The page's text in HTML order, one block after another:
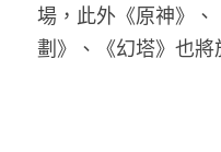
場，此外《原神》
劃》、《幻塔》也將